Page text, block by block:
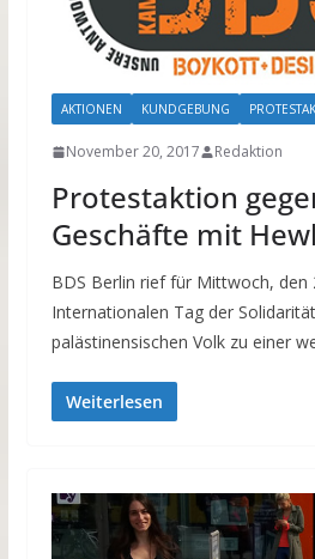
AKTIONEN KUNDGEBUNG
November 20, 2017 Redaktion
Protestaktion
Geschäfte mit
BDS Berlin rief für Mittwoch, den
Internationalen Tag der
palästinensischen Volk zu einer
Weiterlesen